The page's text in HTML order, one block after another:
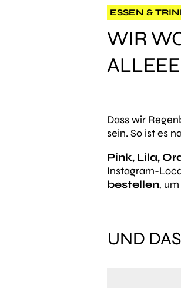
ESSEN &
WIR
Dass wir
sein. So ist es
Pink, Lila,
Instagram-
bestellen,
UND